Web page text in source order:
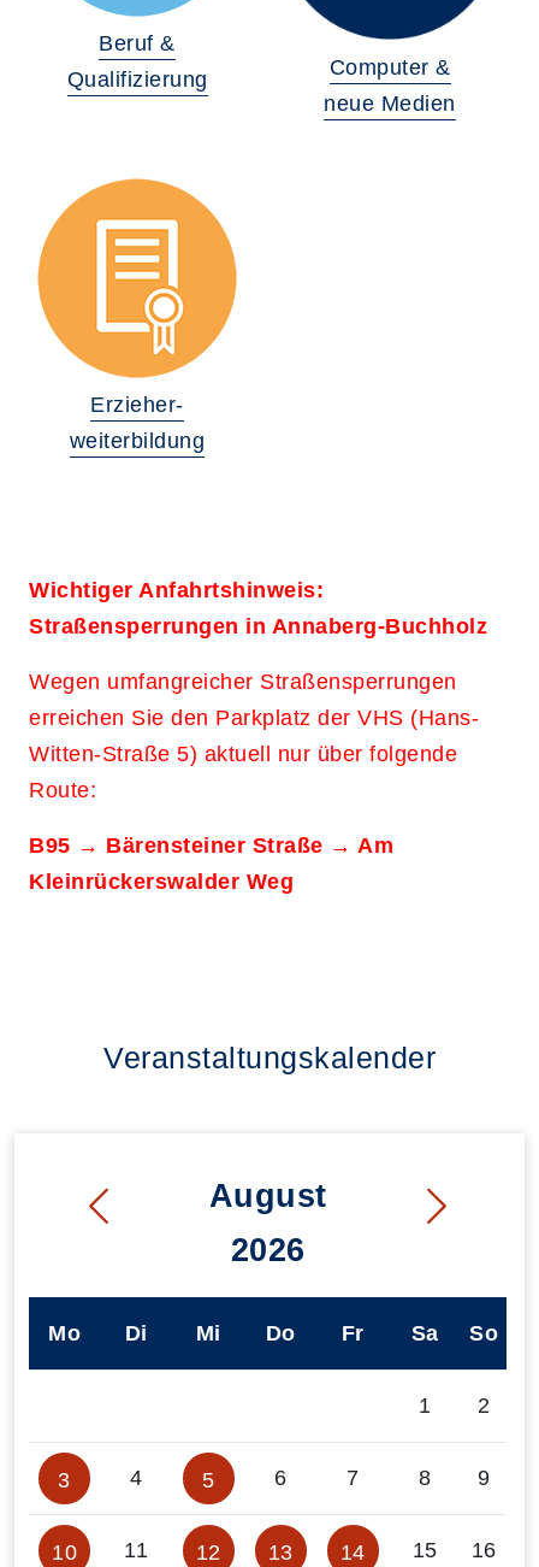
Beruf &
Qualifizierung
Computer &
neue Medien
Erzieher-
weiterbildung
Wichtiger Anfahrtshinweis:
Straßensperrungen in Annaberg-Buchholz
Wegen umfangreicher Straßensperrungen
erreichen Sie den Parkplatz der VHS (Hans-
Witten-Straße 5) aktuell nur über folgende
Route:
B95 → Bärensteiner Straße → Am
Kleinrückerswalder Weg
Veranstaltungskalender
August
2026
Mo Di Mi Do Fr Sa So
1 2
3 4 5 6 7 8 9
10 11 12 13 14 15 16